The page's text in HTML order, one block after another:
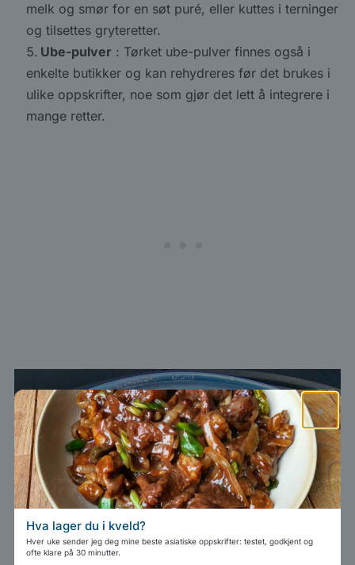
melk og smør for en søt puré, eller kuttes i terninger
og tilsettes gryteretter.
Ube-pulver : Tørket ube-pulver finnes også i
enkelte butikker og kan rehydreres før det brukes i
ulike oppskrifter, noe som gjør det lett å integrere i
mange retter.
×
Hva lager du i kveld?
Hver uke sender jeg deg mine beste asiatiske oppskrifter: testet, godkjent og
ofte klare på 30 minutter.